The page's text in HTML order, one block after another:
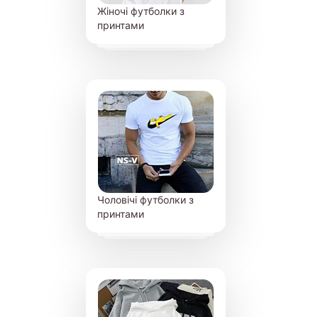
Жіночі футболки з
принтами
Чоловічі футболки з
принтами